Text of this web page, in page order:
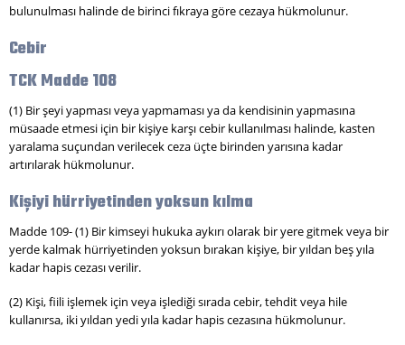
bulunulması halinde de birinci fıkraya göre cezaya hükmolunur.
Cebir
TCK Madde 108
(1) Bir şeyi yapması veya yapmaması ya da kendisinin yapmasına
müsaade etmesi için bir kişiye karşı cebir kullanılması halinde, kasten
yaralama suçundan verilecek ceza üçte birinden yarısına kadar
artırılarak hükmolunur.
Kişiyi hürriyetinden yoksun kılma
Madde 109- (1) Bir kimseyi hukuka aykırı olarak bir yere gitmek veya bir
yerde kalmak hürriyetinden yoksun bırakan kişiye, bir yıldan beş yıla
kadar hapis cezası verilir.
(2) Kişi, fiili işlemek için veya işlediği sırada cebir, tehdit veya hile
kullanırsa, iki yıldan yedi yıla kadar hapis cezasına hükmolunur.